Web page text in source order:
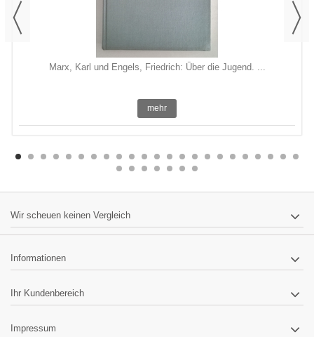
Marx, Karl und Engels, Friedrich: Über die Jugend. ...
mehr
Wir scheuen keinen Vergleich
Informationen
Ihr Kundenbereich
Impressum